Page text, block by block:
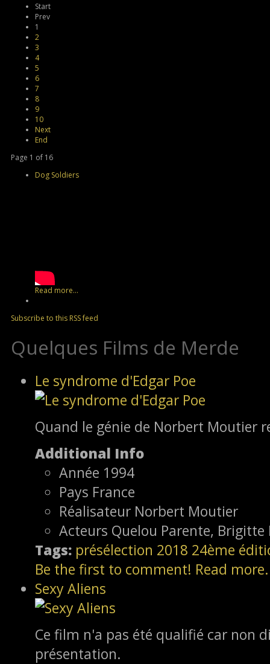
Start
Prev
1
2
3
4
5
6
7
8
9
10
Next
End
Page 1 of 16
Dog Soldiers
Read more...
Subscribe to this RSS feed
Quelques Films de Merde
Le syndrome d'Edgar Poe
Quand le génie de Norbert Moutier
Additional Info
Année 1994
Pays France
Réalisateur Norbert Moutier
Acteurs Quelou Parente,
Tags: présélection 2018 24ème
Be the first to comment! Read
Sexy Aliens
Ce film n'a pas été qualifié car non
présentation.